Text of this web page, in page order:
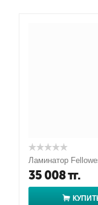
Ламинатор
35 008тг.